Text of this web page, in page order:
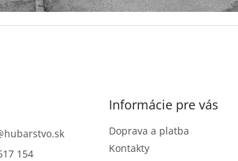
hubarstvo.sk
154
Informácie pre vás
Doprava a platba
Kontakty